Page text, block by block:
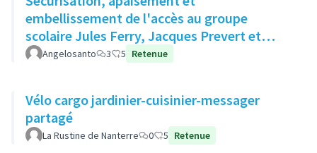
embellissement de l'accès au groupe
scolaire Jules Ferry, Jacques Prevert et
Moulin des Gibets
Angelosanto 3 5 Retenue
Vélo cargo jardinier-cuisinier-messager
partagé
La Rustine de Nanterre 0 5 Retenue